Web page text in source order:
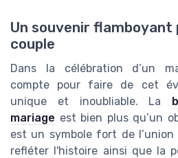
Un souvenir flamboyant
couple
Dans la célébration d’un
compte pour faire de cet
unique et inoubliable. La
mariage est bien plus qu’un
est un symbole fort de
refléter l'histoire ainsi que la